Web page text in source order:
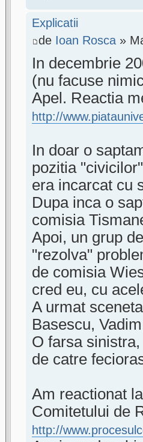
Explicatii
de Ioan Rosca »
In decembrie
(nu facuse
Apel. Reactia
http://
In doar o
pozitia
era incarcat cu
Dupa inca o
comisia
Apoi, un grup
"rezolva"
de comisia
cred eu, cu
A urmat
Basescu,
O farsa
de catre
Am reactionat
Comitetului de
http://